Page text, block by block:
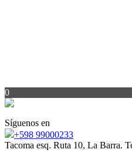
0
Síguenos en
+598 99000233
Tacoma esq. Ruta 10, La Barra.